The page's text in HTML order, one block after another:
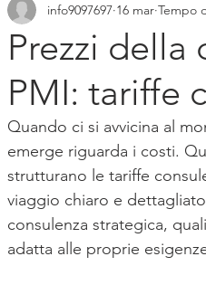
Prezzi della
PMI: tariffe
info9097697 16 mar Tempo
Quando ci si avvicina al
emerge riguarda i costi.
strutturano le tariffe
viaggio chiaro e
consulenza strategica,
adatta alle proprie